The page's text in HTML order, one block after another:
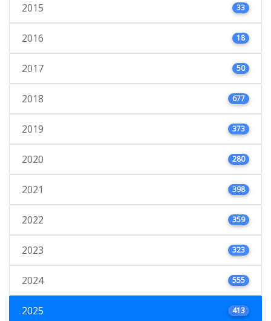
2015 33
2016 18
2017 50
2018 677
2019 373
2020 280
2021 398
2022 359
2023 323
2024 555
2025 413